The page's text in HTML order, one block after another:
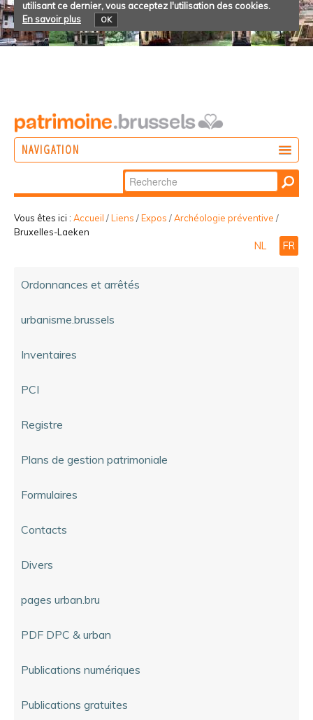
utilisant ce dernier, vous acceptez l'utilisation des cookies.
En savoir plus
OK
NAVIGATION
PARTICIPER
Chercher par
Recherche
avancée…
Vous êtes ici : Accueil /Liens /Expos /Archéologie préventive /
Bruxelles-Laeken
NL FR
Ordonnances et arrêtés
urbanisme.brussels
Inventaires
PCI
Registre
Plans de gestion patrimoniale
Formulaires
Contacts
Divers
pages urban.bru
PDF DPC & urban
Publications numériques
Publications gratuites